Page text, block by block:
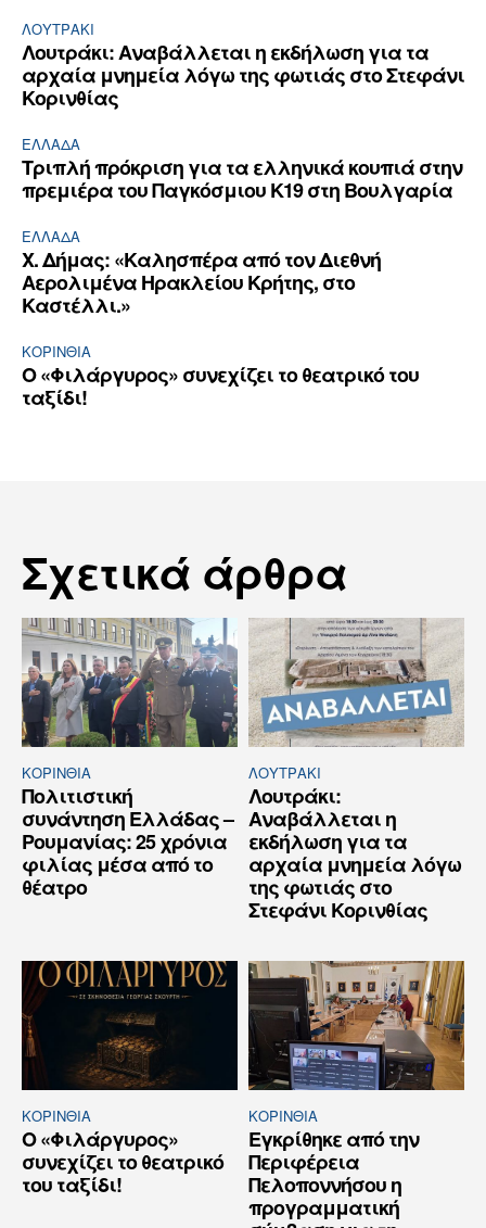
ΛΟΥΤΡΆΚΙ
Λουτράκι: Αναβάλλεται η εκδήλωση για τα
αρχαία μνημεία λόγω της φωτιάς στο Στεφάνι
Κορινθίας
ΕΛΛΆΔΑ
Τριπλή πρόκριση για τα ελληνικά κουπιά στην
πρεμιέρα του Παγκόσμιου Κ19 στη Βουλγαρία
ΕΛΛΆΔΑ
Χ. Δήμας: «Καλησπέρα από τον Διεθνή
Αερολιμένα Ηρακλείου Κρήτης, στο
Καστέλλι.»
ΚΟΡΙΝΘΊΑ
Ο «Φιλάργυρος» συνεχίζει το θεατρικό του
ταξίδι!
Σχετικά άρθρα
ΚΟΡΙΝΘΊΑ
Πολιτιστική
συνάντηση Ελλάδας –
Ρουμανίας: 25 χρόνια
φιλίας μέσα από το
θέατρο
ΛΟΥΤΡΆΚΙ
Λουτράκι:
Αναβάλλεται η
εκδήλωση για τα
αρχαία μνημεία λόγω
της φωτιάς στο
Στεφάνι Κορινθίας
ΚΟΡΙΝΘΊΑ
Ο «Φιλάργυρος»
συνεχίζει το θεατρικό
του ταξίδι!
ΚΟΡΙΝΘΊΑ
Εγκρίθηκε από την
Περιφέρεια
Πελοποννήσου η
προγραμματική